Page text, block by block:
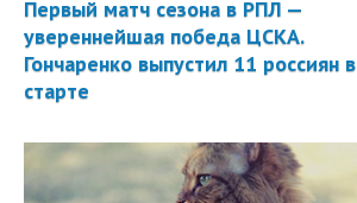
Первый матч сезона в РПЛ —
увереннейшая победа ЦСКА.
Гончаренко выпустил 11 россиян в
старте